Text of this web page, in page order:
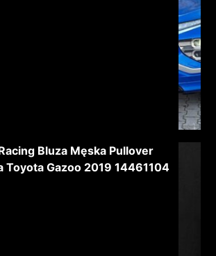
Bluza Męska Pullover
Toyota Gazoo 2019 14461104